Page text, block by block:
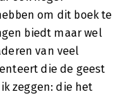
om dit boek te
biedt maar wel
van veel
die de geest
zeggen: die het